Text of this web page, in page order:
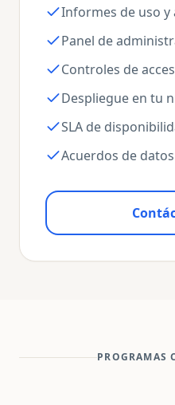
Informes de uso y
Panel de
Controles de
Despliegue en tu
SLA de
Acuerdos de
PROGRAMAS